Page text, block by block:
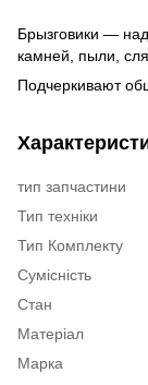
Брызговики —
камней, пыли,
Подчеркивают
тип запчастини
Тип техніки
Тип Комплекту
Сумісність
Стан
Матеріал
Марка